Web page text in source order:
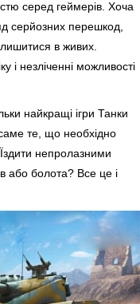
серед геймерів. Хоча
серйозних перешкод,
в живих.
і незліченні можливості
найкращі ігри Танки
те, що необхідно
непролазними
або болота? Все це і